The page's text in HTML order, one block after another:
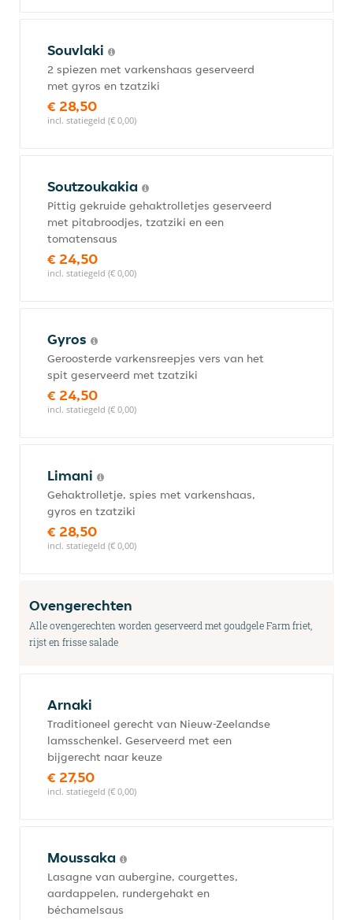
Souvlaki
2 spiezen met varkenshaas geserveerd
met gyros en tzatziki
€ 28,50
incl. statiegeld (€ 0,00)
Soutzoukakia
Pittig gekruide gehaktrolletjes geserveerd
met pitabroodjes, tzatziki en een
tomatensaus
€ 24,50
incl. statiegeld (€ 0,00)
Gyros
Geroosterde varkensreepjes vers van het
spit geserveerd met tzatziki
€ 24,50
incl. statiegeld (€ 0,00)
Limani
Gehaktrolletje, spies met varkenshaas,
gyros en tzatziki
€ 28,50
incl. statiegeld (€ 0,00)
Ovengerechten
Alle ovengerechten worden geserveerd met goudgele Farm friet,
rijst en frisse salade
Arnaki
Traditioneel gerecht van Nieuw-Zeelandse
lamsschenkel. Geserveerd met een
bijgerecht naar keuze
€ 27,50
incl. statiegeld (€ 0,00)
Moussaka
Lasagne van aubergine, courgettes,
aardappelen, rundergehakt en
béchamelsaus